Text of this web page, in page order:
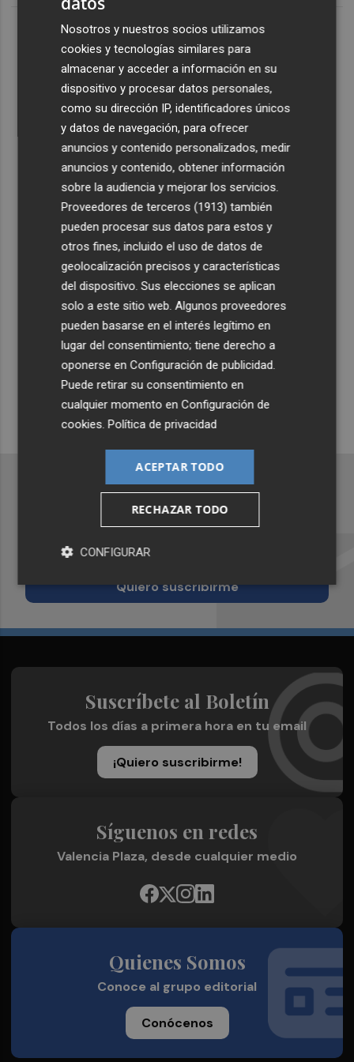
El Ayuntamiento finaliza el mantenimiento del Pont de
l'Assut de l'Or para reforzar la seguridad
El incendio forestal de Aras de los Olmos (Valencia) está
controlado
El Ibex 35 abre a la baja (-0,1%) y peligra la cota de los
20.100 puntos, con el petróleo al alza
El PSPV traslada a Conselleria el "abandono" de la
Alquería Félix por parte del Ayuntamiento de València
La Generalitat destina 2,5 millones a facilitar la
reducción del consumo energético en las empresas
Suscríbete al canal de
Whatsapp
Siempre al día de las últimas noticias
¡Quiero suscribirme!
Recibe toda la actualidad de
Valencia Plaza en tu correo
Quiero suscribirme
Suscríbete al Boletín
Todos los días a primera hora en tu email
¡Quiero suscribirme!
Síguenos en redes
Valencia Plaza, desde cualquier medio
Quienes Somos
Conoce al grupo editorial
Conócenos
Nosotros y nuestros socios utilizamos
cookies y tecnologías similares para
almacenar y acceder a información en su
dispositivo y procesar datos personales,
como su dirección IP, identificadores únicos
y datos de navegación, para ofrecer
anuncios y contenido personalizados, medir
anuncios y contenido, obtener información
sobre la audiencia y mejorar los servicios.
Proveedores de terceros (1913) también
pueden procesar sus datos para estos y
otros fines, incluido el uso de datos de
geolocalización precisos y características
del dispositivo. Sus elecciones se aplican
solo a este sitio web. Algunos proveedores
pueden basarse en el interés legítimo en
lugar del consentimiento; tiene derecho a
oponerse enConfiguración de publicidad
Puede retirar su consentimiento en
cualquier momento enConfiguración de
cookies .Política de privacidad
ACEPTAR TODO
RECHAZAR TODO
CONFIGURAR